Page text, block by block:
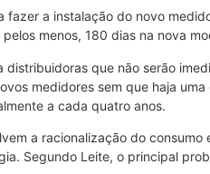
a instalação do novo
menos, 180 dias na nova
que não serão
medidores sem que haja
a cada quatro anos.
a racionalização do
Segundo Leite, o principal